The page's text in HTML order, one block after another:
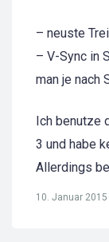
– neuste
– V-Sync in
man je nach
Ich benutze
3 und habe
Allerdings
10. Januar